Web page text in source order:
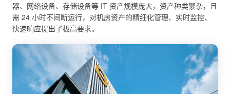
器、网络设备、存储设备等 IT 资产规模庞大，资产种类繁杂，且
需 24 小时不间断运行，对机房资产的精细化管理、实时监控、
快速响应提出了极高要求。